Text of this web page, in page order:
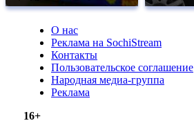
О нас
Реклама на SochiStream
Контакты
Пользовательское соглашение
Народная медиа-группа
Реклама
16+